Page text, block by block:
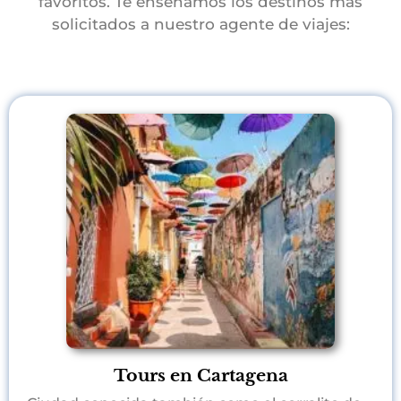
solicitados a nuestro agente de viajes:
Tours en Cartagena